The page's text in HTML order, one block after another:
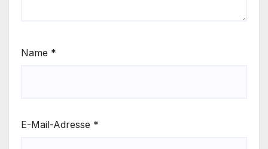
Name *
E-Mail-Adresse *